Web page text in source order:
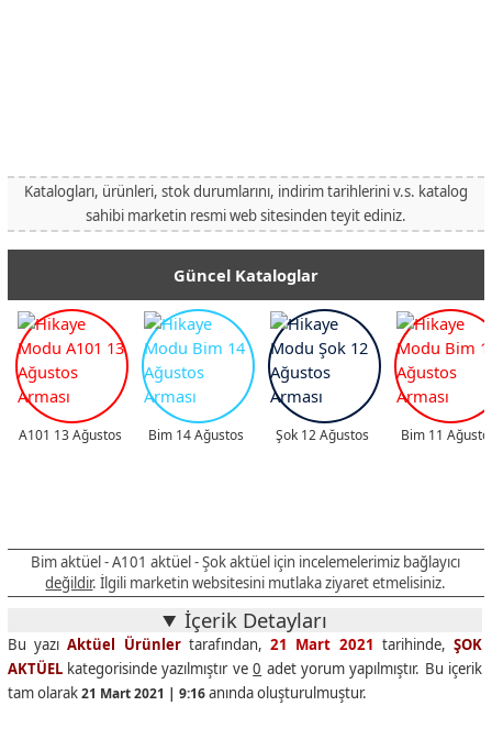
Katalogları, ürünleri, stok durumlarını, indirim tarihlerini v.s. katalog
sahibi marketin resmi web sitesinden teyit ediniz.
Güncel Kataloglar
A101 13 Ağustos Bim 14 Ağustos Şok 12 Ağustos Bim 11
Bim aktüel - A101 aktüel - Şok aktüel için incelemelerimiz bağlayıcı
değildir. İlgili marketin websitesini mutlaka ziyaret etmelisiniz.
İçerik Detayları
Bu yazıAktüel Ürünlertarafından,21 Mart 2021 tarihinde,ŞOK
AKTÜELkategorisinde yazılmıştır ve0 adet yorum yapılmıştır. Bu içerik
tam olarak21 Mart 2021 | 9:16anında oluşturulmuştur.